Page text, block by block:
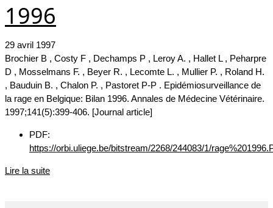
1996
29 avril 1997
Brochier B , Costy F , Dechamps P , Leroy A. , Hallet L , Peharpre
D , Mosselmans F. , Beyer R. , Lecomte L. , Mullier P. , Roland H.
, Bauduin B. , Chalon P. , Pastoret P-P . Epidémiosurveillance de
la rage en Belgique: Bilan 1996. Annales de Médecine Vétérinaire.
1997;141(5):399-406. [Journal article]
PDF:
https://orbi.uliege.be/bitstream/2268/244083/1/
Lire la suite